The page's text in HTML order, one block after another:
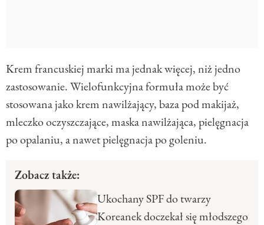
Krem francuskiej marki ma jednak więcej, niż jedno
zastosowanie. Wielofunkcyjna formuła może być
stosowana jako krem nawilżający, baza pod makijaż,
mleczko oczyszczające, maska nawilżająca, pielęgnacja
po opalaniu, a nawet pielęgnacja po goleniu.
Zobacz także:
Ukochany SPF do twarzy
Koreanek doczekał się młodszego